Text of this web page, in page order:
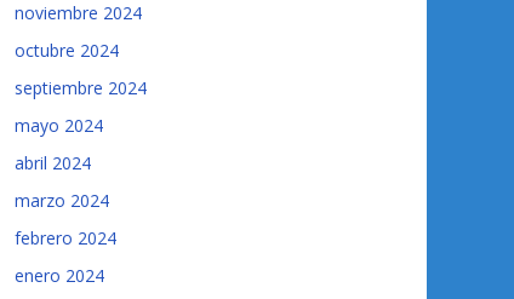
noviembre 2024
octubre 2024
septiembre 2024
mayo 2024
abril 2024
marzo 2024
febrero 2024
enero 2024